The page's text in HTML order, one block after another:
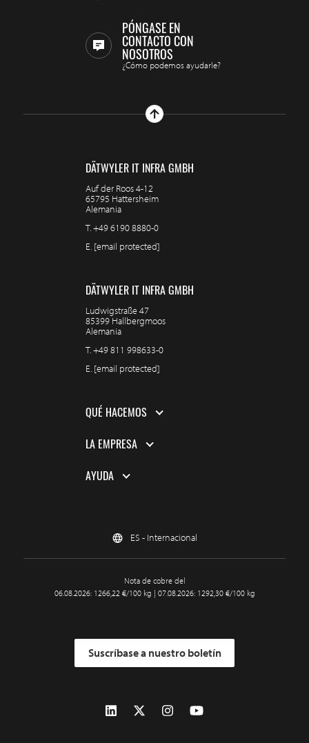
PÓNGASE EN
CONTACTO CON
NOSOTROS
¿Cómo podemos ayudarle?
DÄTWYLER IT INFRA GMBH
Auf der Roos 4-12
65795 Hattersheim
Alemania
T.+49 6190 8880-0
E. [email protected]
DÄTWYLER IT INFRA GMBH
Ludwigstraße 47
85399 Hallbergmoos
Alemania
T.+49 811 998633-0
E. [email protected]
QUÉ HACEMOS
LA EMPRESA
AYUDA
ES - Internacional
Nota de cobre del
06.08.2026: 1266,22 €/100 kg | 07.08.2026: 1292,30 €/100 kg
Suscríbase a nuestro boletín